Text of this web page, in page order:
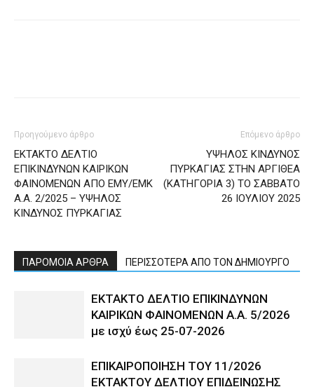
Προηγούμενο άρθρο
ΕΚΤΑΚΤΟ ΔΕΛΤΙΟ
ΕΠΙΚΙΝΔΥΝΩΝ ΚΑΙΡΙΚΩΝ
ΦΑΙΝΟΜΕΝΩΝ ΑΠΟ ΕΜΥ/ΕΜΚ
Α.Α. 2/2025 – ΥΨΗΛΟΣ
ΚΙΝΔΥΝΟΣ ΠΥΡΚΑΓΙΑΣ
Επόμενο άρθρο
ΥΨΗΛΟΣ ΚΙΝΔΥΝΟΣ
ΠΥΡΚΑΓΙΑΣ ΣΤΗΝ ΑΡΓΙΘΕΑ
(ΚΑΤΗΓΟΡΙΑ 3) ΤΟ ΣΑΒΒΑΤΟ
26 ΙΟΥΛΙΟΥ 2025
ΠΑΡΟΜΟΙΑ ΑΡΘΡΑ ΠΕΡΙΣΣΟΤΕΡΑ ΑΠΟ ΤΟΝ ΔΗΜΙΟΥΡΓΟ
ΕΚΤΑΚΤΟ ΔΕΛΤΙΟ ΕΠΙΚΙΝΔΥΝΩΝ
ΚΑΙΡΙΚΩΝ ΦΑΙΝΟΜΕΝΩΝ Α.Α. 5/2026
με ισχύ έως 25-07-2026
ΕΠΙΚΑΙΡΟΠΟΙΗΣΗ ΤΟΥ 11/2026
ΕΚΤΑΚΤΟΥ ΔΕΛΤΙΟΥ ΕΠΙΔΕΙΝΩΣΗΣ